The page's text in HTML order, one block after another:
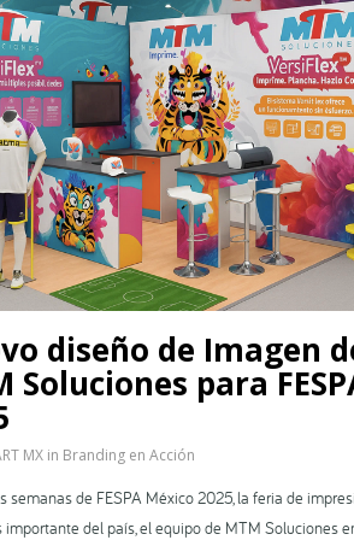
diseño de Imagen
Soluciones para
MX in Branding en Acción
semanas de FESPA México 2025, la feria de
importante del país, el equipo de MTM Soluciones